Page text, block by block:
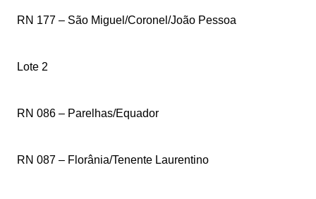
RN 177 – São Miguel/Coronel/João Pessoa
Lote 2
RN 086 – Parelhas/Equador
RN 087 – Florânia/Tenente Laurentino